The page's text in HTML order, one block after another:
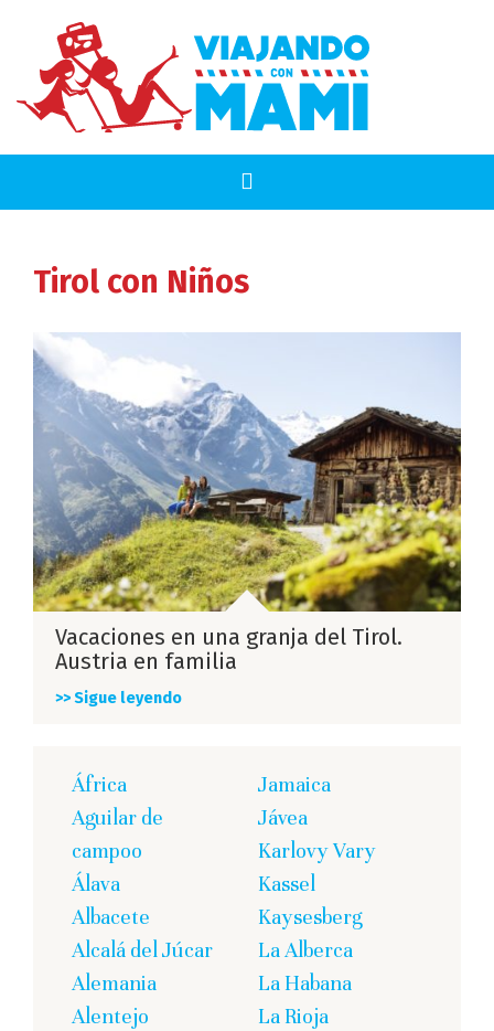
Tirol con Niños
Vacaciones en una granja del Tirol.
Austria en familia
>> Sigue leyendo
África
Aguilar de
campoo
Álava
Albacete
Alcalá del Júcar
Alemania
Alentejo
Jamaica
Jávea
Karlovy Vary
Kassel
Kaysesberg
La Alberca
La Habana
La Rioja